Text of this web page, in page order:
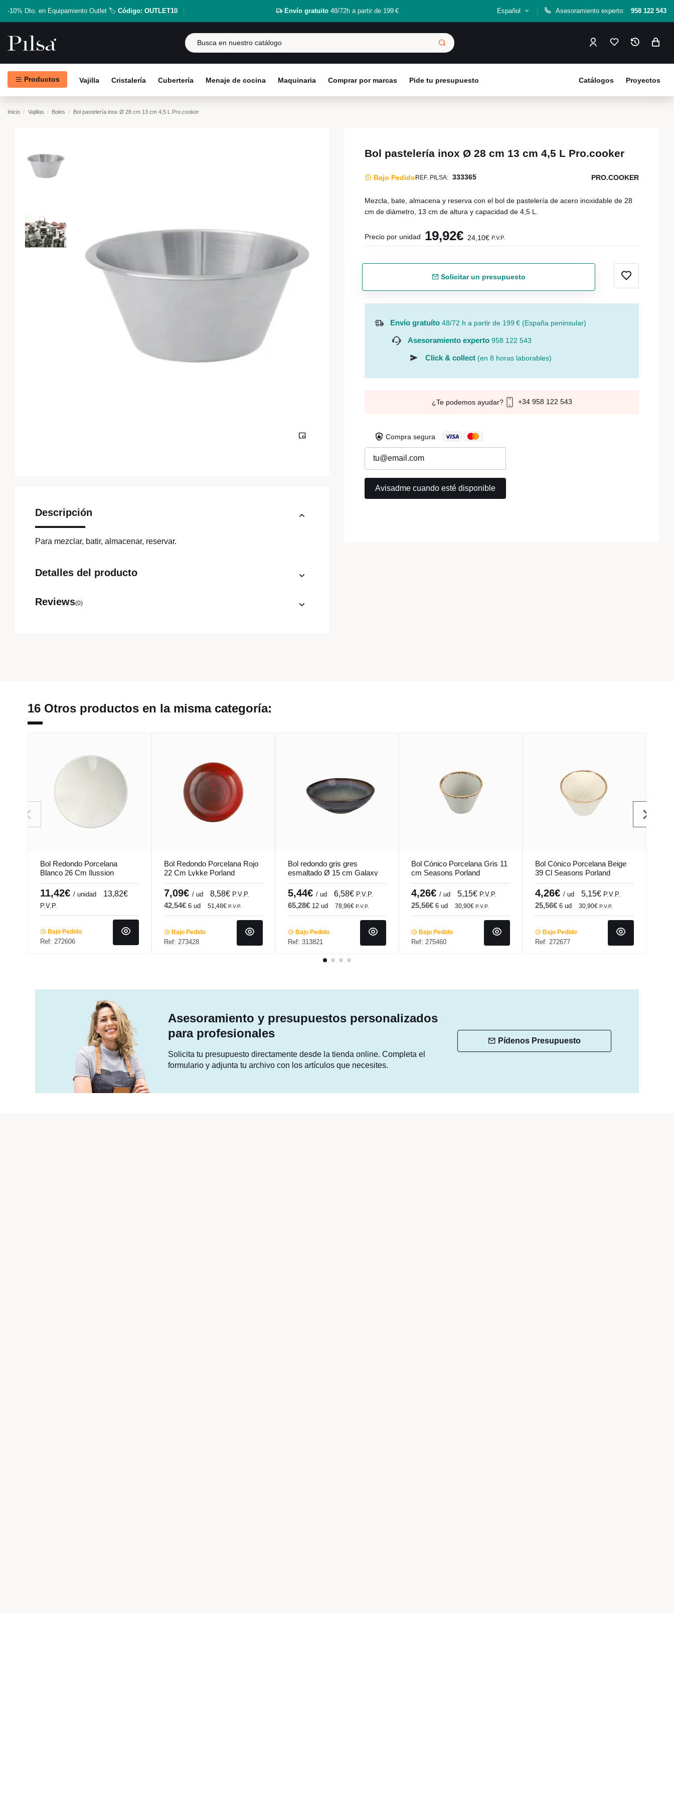
-10% Dto. en Equipamiento Outlet 🏷️ Código: OUTLET10 Envío gratuito48/72h a partir de 199 € Español Asesoramiento experto: 958 122 543
Productos Vajilla Cristalería Cubertería Menaje de cocina Maquinaria Comprar por marcas Pide tu presupuesto Proyectos
Catálogos
Inicio Vajillas Boles Bol pastelería inox Ø 28 cm 13 cm 4,5 L Pro.cooker
Descripción
Para mezclar, batir, almacenar, reservar.
Detalles del producto
Reviews(0)
Bol pastelería inox Ø 28 cm 13 cm 4,5 L Pro.cooker
Bajo Pedido REF. PILSA: 333365 PRO.COOKER
Mezcla, bate, almacena y reserva con el bol de pastelería de acero inoxidable de 28
cm de diámetro, 13 cm de altura y capacidad de 4,5 L.
Precio por unidad 19,92€ 24,10€ P.V.P.
Solicitar un presupuesto
Envío gratuíto 48/72 h a partir de 199 € (España peninsular)
Asesoramiento experto 958 122 543
Click & collect (en 8 horas laborables)
¿Te podemos ayudar? +34 958 122 543
Compra segura
16 Otros productos en la misma categoría:
Bol Redondo Porcelana
Blanco 26 Cm Ilussion
Porland
11,42€ / unidad 13,82€
P.V.P.
Bajo Pedido
Ref: 272606
Bol Redondo Porcelana Rojo
22 Cm Lykke Porland
7,09€ / ud 8,58€ P.V.P.
42,54€ 6 ud 51,48€ P.V.P.
Bajo Pedido
Ref: 273428
Bol redondo gris gres
esmaltado Ø 15 cm Galaxy
Pro.mundi
5,44€ / ud 6,58€ P.V.P.
65,28€ 12 ud 78,96€ P.V.P.
Bajo Pedido
Ref: 313821
Bol Cónico Porcelana Gris 11
cm Seasons Porland
4,26€/ ud 5,15€ P.V.P.
25,56€6 ud 30,90€P.V.P.
Bajo Pedido
Ref: 275460
Bol Cónico Porcelana Beige
39 Cl Seasons Porland
4,26€/ ud 5,15€ P.V.P.
25,56€6 ud 30,90€P.V.P.
Bajo Pedido
Ref: 272677
Asesoramiento y presupuestos personalizados
para profesionales
Solicita tu presupuesto directamente desde la tienda online. Completa el
formulario y adjunta tu archivo con los artículos que necesites.
Pídenos Presupuesto